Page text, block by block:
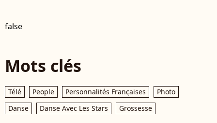
false
Mots clés
Télé People Personnalités Françaises
Photo
Danse
Danse Avec Les Stars Grossesse